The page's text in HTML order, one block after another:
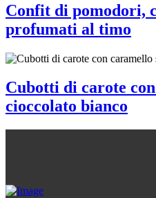
Confit di pomodori,
profumati al timo
Cubotti di carote
cioccolato bianco